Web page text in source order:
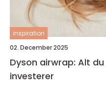
inspiration
02. December 2025
Dyson airwrap: Alt
investerer